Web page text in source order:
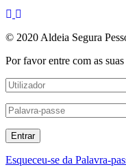
© 2020 Aldeia Segura
Por favor entre com as
Esqueceu-se da Palavra-